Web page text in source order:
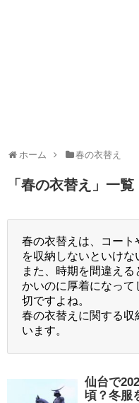
ホーム 春の衣替え
「 春の衣替え 」 一覧
春の衣替えは、コート
を収納しないといけな
また、時期を間違え
かいのに厚着になって
切ですよね。
春の衣替えに関する収
います。
仙台で
頃？冬服